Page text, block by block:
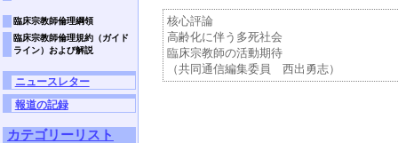
核心評論
高齢化に伴う多死社会
臨床宗教師の活動期待
臨床宗教師倫理綱領
臨床宗教師倫理規約（ガイド
ライン）および解説
ニュースレター
報道の記録
カテゴリーリスト